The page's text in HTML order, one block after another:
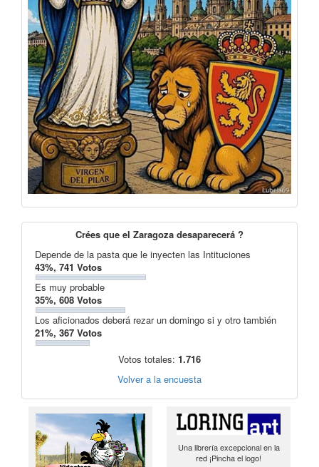
Crées que el Zaragoza desaparecerá ?
Depende de la pasta que le inyecten las Intituciones
43%, 741 Votos
Es muy probable
35%, 608 Votos
Los aficionados deberá rezar un domingo si y otro también
21%, 367 Votos
Votos totales: 1.716
Volver a la encuesta
Una librería excepcional en la
red ¡Pincha el logo!